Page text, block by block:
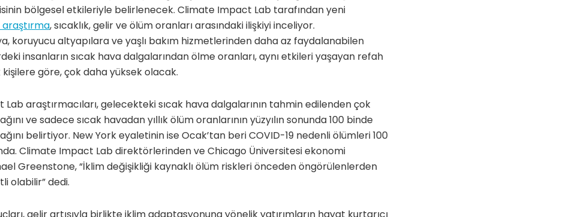
bölgesel etkileriyle belirlenecek. Climate Impact Lab tarafından yeni
, sıcaklık, gelir ve ölüm oranları arasındaki ilişkiyi inceliyor.
koruyucu altyapılara ve yaşlı bakım hizmetlerinden daha az faydalanabilen
insanların sıcak hava dalgalarından ölme oranları, aynı etkileri yaşayan refah
kişilere göre, çok daha yüksek olacak.
araştırmacıları, gelecekteki sıcak hava dalgalarının tahmin edilenden çok
ve sadece sıcak havadan yıllık ölüm oranlarının yüzyılın sonunda 100 binde
belirtiyor. New York eyaletinin ise Ocak’tan beri COVID-19 nedenli ölümleri 100
Climate Impact Lab direktörlerinden ve Chicago Üniversitesi ekonomi
Greenstone, “İklim değişikliği kaynaklı ölüm riskleri önceden öngörülenlerden
olabilir” dedi.
gelir artışıyla birlikte iklim adaptasyonuna yönelik yatırımların hayat kurtarıcı